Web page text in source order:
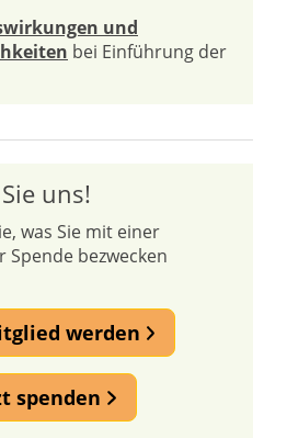
und
bei Einführung der
uns!
was Sie mit einer
bezwecken
werden
spenden